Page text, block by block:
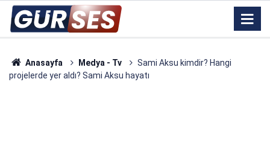
Anasayfa Medya - Tv
Sami Aksu kimdir? Hangi
projelerde yer aldı? Sami Aksu hayatı